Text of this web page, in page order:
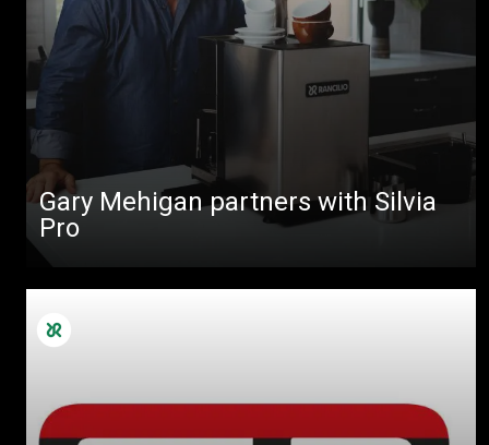
Gary Mehigan partners with Silvia
Pro